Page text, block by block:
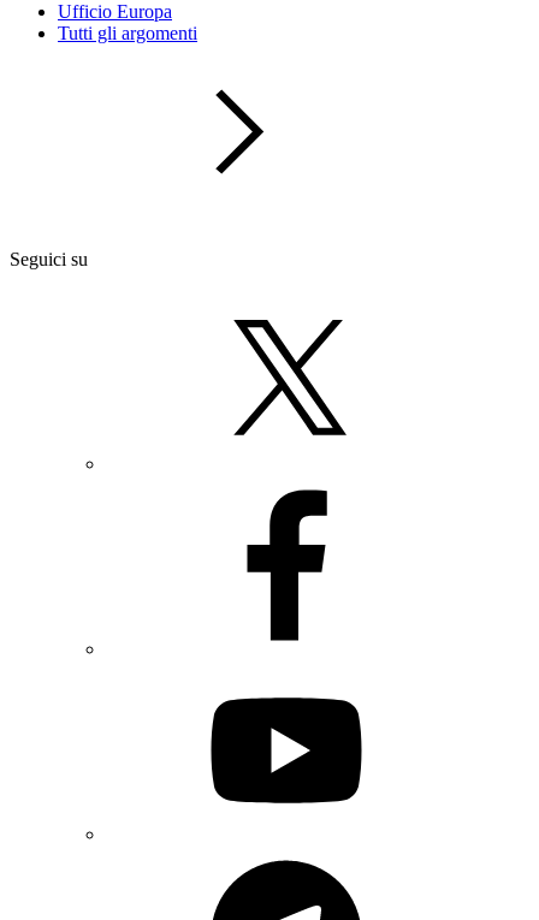
Ufficio Europa
Tutti gli argomenti
Seguici su